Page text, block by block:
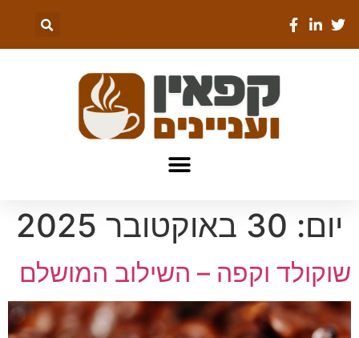
יום: 30 באוקטובר 2025
שוקולד וקפה – השילוב המושלם